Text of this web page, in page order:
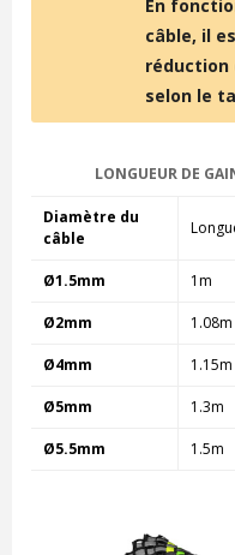
En
câble, il
réduction
selon le
LONGUEUR DE
Diamètre du
câble
Ø1.5mm 1m
Ø2mm 1.08m
Ø4mm 1.15m
Ø5mm 1.3m
Ø5.5mm 1.5m